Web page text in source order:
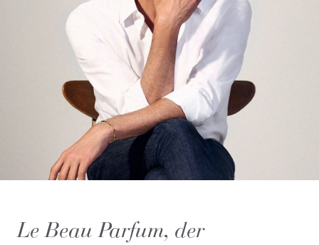
Le Beau Parfum, der